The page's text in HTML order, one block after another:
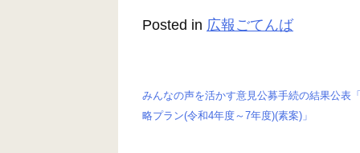
b
k
n
g
Posted in 広報ごてんば
投
みんなの声を活かす意見公募手続の結果公表
略プラン(令和4年度～7年度)(素案)」